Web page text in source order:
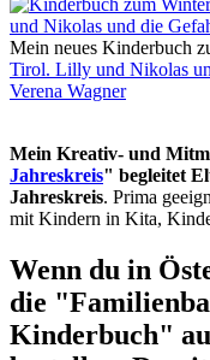
Mein neues Kinderbuch
Tirol. Lilly und Nikolas
Verena Wagner
Mein Kreativ- und
Jahreskreis" begleitet
Jahreskreis. Prima
mit Kindern in Kita,
Wenn du in
die
Kinderbuch"